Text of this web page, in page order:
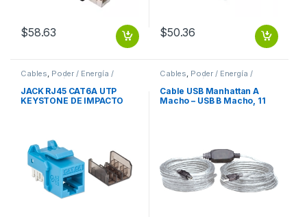
$58.63 $50.36
Cables, Poder / Energía /
Alimentación
JACK RJ45 CAT6A UTP
KEYSTONE DE IMPACTO
Cables, Poder / Energía /
Alimentación
Cable USB Manhattan A
Macho – USB B Macho, 11